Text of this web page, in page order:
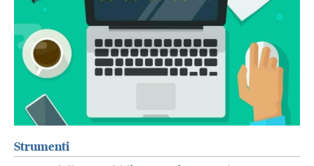
Strumenti